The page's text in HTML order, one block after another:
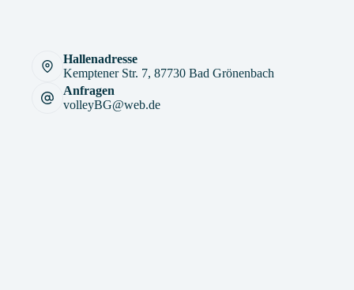
Hallenadresse
Kemptener Str. 7, 87730 Bad Grönenbach
Anfragen
volleyBG@web.de